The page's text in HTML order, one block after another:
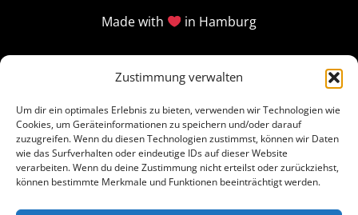
Zustimmung verwalten
Um dir ein optimales Erlebnis zu bieten, verwenden wir Technologien wie
Cookies, um Geräteinformationen zu speichern und/oder darauf
zuzugreifen. Wenn du diesen Technologien zustimmst, können wir Daten
wie das Surfverhalten oder eindeutige IDs auf dieser Website
verarbeiten. Wenn du deine Zustimmung nicht erteilst oder zurückziehst,
können bestimmte Merkmale und Funktionen beeinträchtigt werden.
Made with in Hamburg